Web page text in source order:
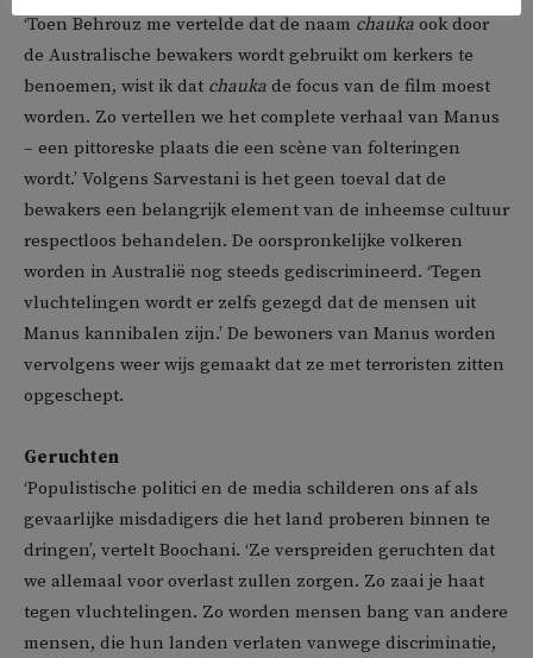
‘Toen Behrouz me vertelde dat de naam chauka ook door
de Australische bewakers wordt gebruikt om kerkers te
benoemen, wist ik dat chauka de focus van de film moest
worden. Zo vertellen we het complete verhaal van Manus
– een pittoreske plaats die een scène van folteringen
wordt.’ Volgens Sarvestani is het geen toeval dat de
bewakers een belangrijk element van de inheemse cultuur
respectloos behandelen. De oorspronkelijke volkeren
worden in Australië nog steeds gediscrimineerd. ‘Tegen
vluchtelingen wordt er zelfs gezegd dat de mensen uit
Manus kannibalen zijn.’ De bewoners van Manus worden
vervolgens weer wijs gemaakt dat ze met terroristen zitten
opgeschept.
Geruchten
‘Populistische politici en de media schilderen ons af als
gevaarlijke misdadigers die het land proberen binnen te
dringen’, vertelt Boochani. ‘Ze verspreiden geruchten dat
we allemaal voor overlast zullen zorgen. Zo zaai je haat
tegen vluchtelingen. Zo worden mensen bang van andere
mensen, die hun landen verlaten vanwege discriminatie,